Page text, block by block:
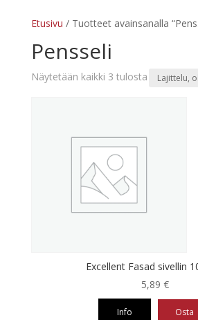
Etusivu / Tuotteet avainsanalla
Pensseli
Näytetään kaikki 3 tulosta
Excellent Fasad sivellin
5,89 €
Info Osta